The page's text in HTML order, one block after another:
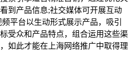
到产品信息;社交媒体可开展互动
平台以生动形式展示产品，吸引
受众和产品特点，组合运用这些渠
如此才能在上海网络推广中取得理